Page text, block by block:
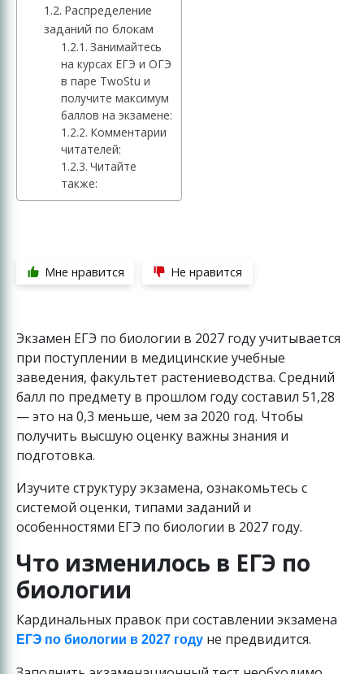
Распределение
заданий по блокам
Занимайтесь
на курсах ЕГЭ и ОГЭ
в паре TwoStu и
получите максимум
баллов на экзамене:
Комментарии
читателей:
Читайте
также:
Мне нравится Не нравится
Экзамен ЕГЭ по биологии в 2027 году учитывается
при поступлении в медицинские учебные
заведения, факультет растениеводства. Средний
балл по предмету в прошлом году составил 51,28
— это на 0,3 меньше, чем за 2020 год. Чтобы
получить высшую оценку важны знания и
подготовка.
Изучите структуру экзамена, ознакомьтесь с
системой оценки, типами заданий и
особенностями ЕГЭ по биологии в 2027 году.
Что изменилось в ЕГЭ по
биологии
Кардинальных правок при составлении экзамена
ЕГЭ по биологии в 2027 году не предвидится.